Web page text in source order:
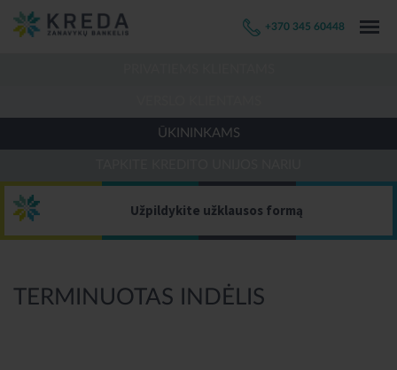
+370 345 60448
ŪKININKAMS
Užpildykite užklausos formą
TERMINUOTAS INDĖLIS